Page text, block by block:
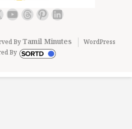
YouTube
Threads
Pinterest
LinkedIn
ByTamil Minutes
WordPress
By